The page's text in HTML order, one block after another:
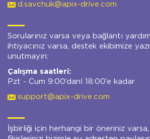
d.savchuk@apix-drive.com
Sorularınız varsa veya bağlantı
ihtiyacınız varsa, destek ekibimize
unutmayın:
Çalışma saatleri:
Pzt - Cum 9:00’danl 18:00’e kadar
support@apix-drive.com
İşbirliği için herhangi bir öneriniz varsa,